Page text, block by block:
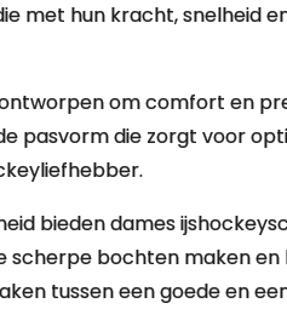
met hun kracht, snelheid
om comfort en
pasvorm die zorgt voor
bieden dames
scherpe bochten maken
tussen een goede en